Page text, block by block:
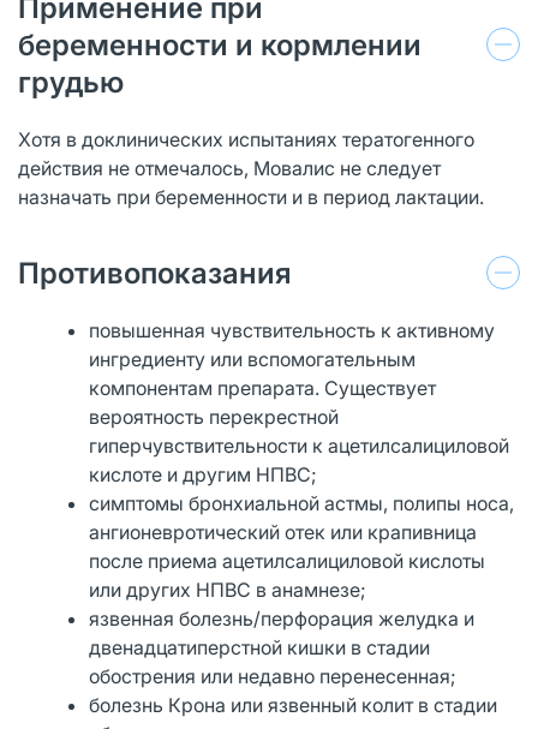
Применение при
беременности и кормлении
грудью
Хотя в доклинических испытаниях тератогенного
действия не отмечалось, Мовалис не следует
назначать при беременности и в период лактации.
Противопоказания
повышенная чувствительность к активному
ингредиенту или вспомогательным
компонентам препарата. Существует
вероятность перекрестной
гиперчувствительности к ацетилсалициловой
кислоте и другим НПВС;
симптомы бронхиальной астмы, полипы носа,
ангионевротический отек или крапивница
после приема ацетилсалициловой кислоты
или других НПВС в анамнезе;
язвенная болезнь/перфорация желудка и
двенадцатиперстной кишки в стадии
обострения или недавно перенесенная;
болезнь Крона или язвенный колит в стадии